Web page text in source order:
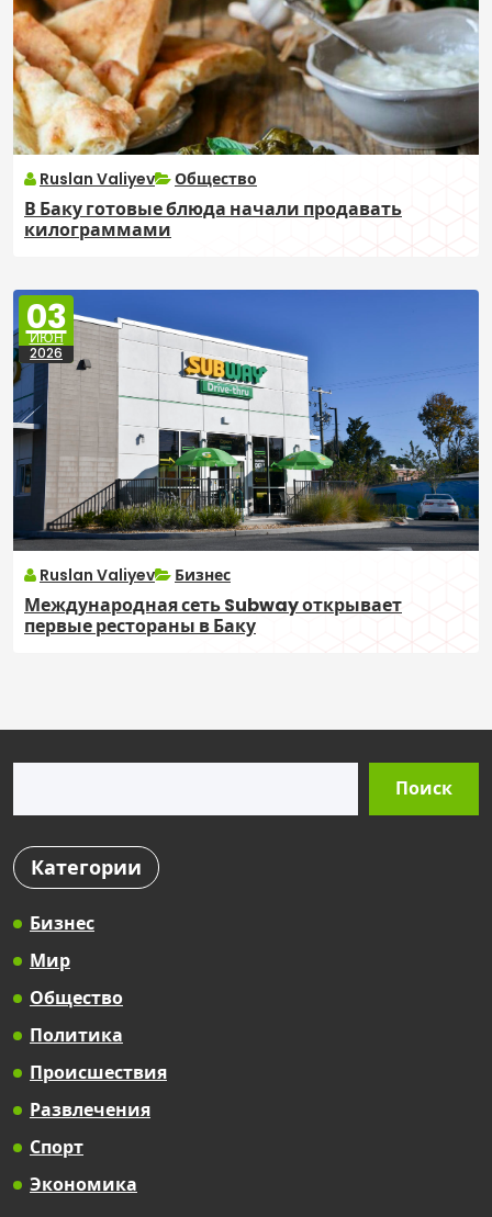
Ruslan Valiyev Общество
В Баку готовые блюда начали продавать
килограммами
03
ИЮН
2026
Ruslan Valiyev Бизнес
Международная сеть Subway открывает
первые рестораны в Баку
Поиск
Категории
Бизнес
Мир
Общество
Политика
Происшествия
Развлечения
Спорт
Экономика